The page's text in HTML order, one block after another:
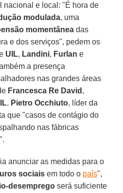
nacional e local: "É hora de
modulada, uma
momentânea das
e dos serviços", pedem os
UIL, Landini, Furlan e
a presença
nas grandes áreas
Francesca Re David ,
. Pietro Occhiuto, líder da
que "casos de contágio do
nas fábricas
anunciar as medidas para o
sociais em todo o país",
desemprego será suficiente